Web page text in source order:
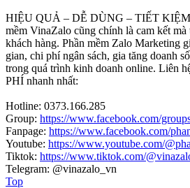
HIỆU QUẢ – DỄ DÙNG – TIẾT KIỆM
mềm VinaZalo cũng chính là cam kết
khách hàng. Phần mềm Zalo Marketing
gian, chi phí ngân sách, gia tăng doanh
trong quá trình kinh doanh online. Liên
PHÍ nhanh nhất:
Hotline: 0373.166.285
Group: https://www.facebook.com/
Fanpage: https://www.facebook.com/
Youtube: https://www.youtube.com/
Tiktok: https://www.tiktok.com/
Telegram: @vinazalo_vn
Top